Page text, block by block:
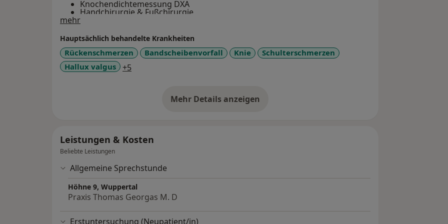
Knochendichtemessung DXA
Handchirurgie & Fußchirurgie
mehrÜber mich
Hauptsächlich behandelte Krankheiten
Rückenschmerzen Bandscheibenvorfall Knie
Schulterschmerzen
Hallux valgus
+5
Mehr Details anzeigen
über Erfahrungen
Leistungen & Kosten
Beliebte Leistungen
Allgemeine Sprechstunde
Höhne 9, Wuppertal
Praxis Thomas Georgas M. D
Erstuntersuchung (Neupatient/in)